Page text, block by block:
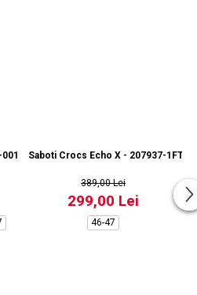
Saboti Crocs Echo X - 207937-1FT
389,00 Lei
299,00 Lei
46-47